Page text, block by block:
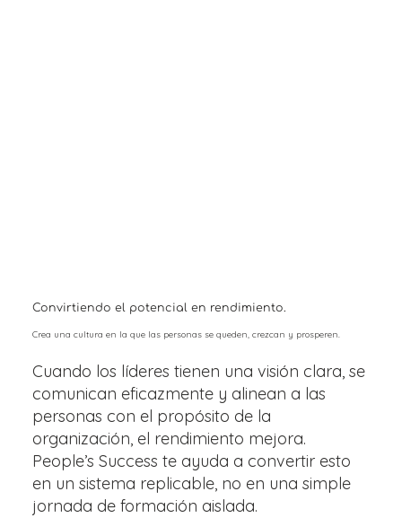
Convirtiendo el potencial en rendimiento.
Crea una cultura en la que las personas se queden, crezcan y prosperen.
Cuando los líderes tienen una visión clara, se
comunican eficazmente y alinean a las
personas con el propósito de la
organización, el rendimiento mejora.
People’s Success te ayuda a convertir esto
en un sistema replicable, no en una simple
jornada de formación aislada.